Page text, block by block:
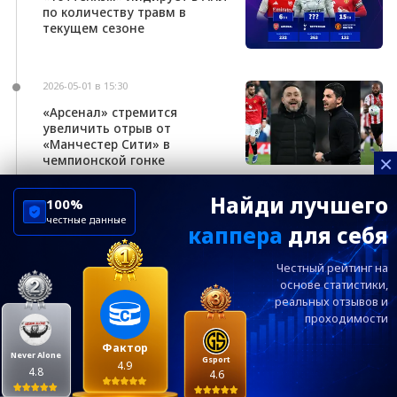
по количеству травм в
текущем сезоне
2026-05-01 в 15:30
«Арсенал» стремится
увеличить отрыв от
«Манчестер Сити» в
чемпионской гонке
×
Найди лучшего
каппера для себя
Честный рейтинг на
основе статистики,
реальныхотзывов и
проходимости
Фактор
4.9
Never Alone
4.8
Gsport
4.6
100%
честные данные
ChelseaBluesRu
ФК Челси
Посетителям
Информация
Ежевечерний дайджест главных новостей от
редакции ChelseaBlues.ru — подписывайтесь!